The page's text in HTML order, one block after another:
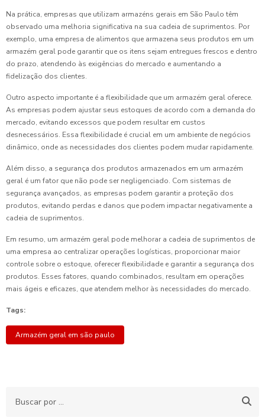
Na prática, empresas que utilizam armazéns gerais em São Paulo têm
observado uma melhoria significativa na sua cadeia de suprimentos. Por
exemplo, uma empresa de alimentos que armazena seus produtos em um
armazém geral pode garantir que os itens sejam entregues frescos e dentro
do prazo, atendendo às exigências do mercado e aumentando a
fidelização dos clientes.
Outro aspecto importante é a flexibilidade que um armazém geral oferece.
As empresas podem ajustar seus estoques de acordo com a demanda do
mercado, evitando excessos que podem resultar em custos
desnecessários. Essa flexibilidade é crucial em um ambiente de negócios
dinâmico, onde as necessidades dos clientes podem mudar rapidamente.
Além disso, a segurança dos produtos armazenados em um armazém
geral é um fator que não pode ser negligenciado. Com sistemas de
segurança avançados, as empresas podem garantir a proteção dos
produtos, evitando perdas e danos que podem impactar negativamente a
cadeia de suprimentos.
Em resumo, um armazém geral pode melhorar a cadeia de suprimentos de
uma empresa ao centralizar operações logísticas, proporcionar maior
controle sobre o estoque, oferecer flexibilidade e garantir a segurança dos
produtos. Esses fatores, quando combinados, resultam em operações
mais ágeis e eficazes, que atendem melhor às necessidades do mercado.
Tags:
Armazém geral em são paulo